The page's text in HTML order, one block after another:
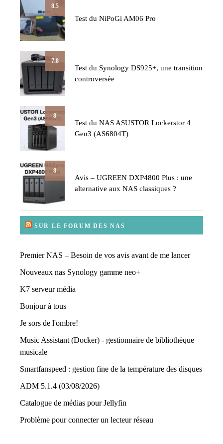
8.5
Test du NiPoGi AM06 Pro
7.8
Test du Synology DS925+, une transition
controversée
8
Test du NAS ASUSTOR Lockerstor 4
Gen3 (AS6804T)
8
Avis – UGREEN DXP4800 Plus : une
alternative aux NAS classiques ?
SUR LE FORUM DES NAS
Premier NAS – Besoin de vos avis avant de me lancer
Nouveaux nas Synology gamme neo+
K7 serveur média
Bonjour à tous
Je sors de l'ombre!
Music Assistant (Docker) - gestionnaire de bibliothèque
musicale
Smartfanspeed : gestion fine de la température des disques
ADM 5.1.4 (03/08/2026)
Catalogue de médias pour Jellyfin
Problème pour connecter un lecteur réseau